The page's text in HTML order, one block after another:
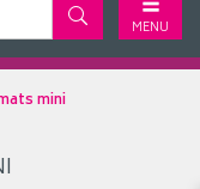
MENU
mini